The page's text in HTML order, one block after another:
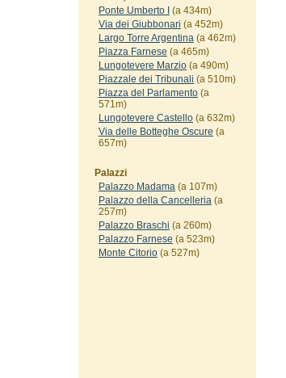
Ponte Umberto I
(a 434m)
Via dei Giubbonari (a 452m)
Largo Torre Argentina(a 462m)
Piazza Farnese (a 465m)
Lungotevere Marzio(a 490m)
Piazzale dei Tribunali (a 510m)
Piazza del Parlamento(a
571m)
Lungotevere Castello(a 632m)
Via delle Botteghe Oscure (a
657m)
Palazzi
Palazzo Madama(a 107m)
Palazzo della Cancelleria(a
257m)
Palazzo Braschi (a 260m)
Palazzo Farnese (a 523m)
Monte Citorio(a 527m)